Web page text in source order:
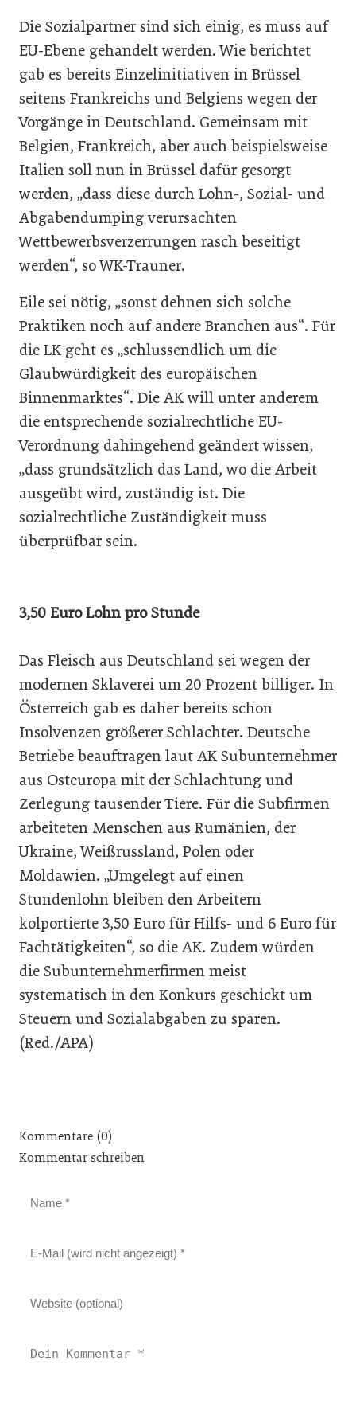
Die Sozialpartner sind sich einig, es muss auf
EU-Ebene gehandelt werden. Wie berichtet
gab es bereits Einzelinitiativen in Brüssel
seitens Frankreichs und Belgiens wegen der
Vorgänge in Deutschland. Gemeinsam mit
Belgien, Frankreich, aber auch beispielsweise
Italien soll nun in Brüssel dafür gesorgt
werden, „dass diese durch Lohn-, Sozial- und
Abgabendumping verursachten
Wettbewerbsverzerrungen rasch beseitigt
werden“, so WK-Trauner.
Eile sei nötig, „sonst dehnen sich solche
Praktiken noch auf andere Branchen aus“. Für
die LK geht es „schlussendlich um die
Glaubwürdigkeit des europäischen
Binnenmarktes“. Die AK will unter anderem
die entsprechende sozialrechtliche EU-
Verordnung dahingehend geändert wissen,
„dass grundsätzlich das Land, wo die Arbeit
ausgeübt wird, zuständig ist. Die
sozialrechtliche Zuständigkeit muss
überprüfbar sein.
3,50 Euro Lohn pro Stunde
Das Fleisch aus Deutschland sei wegen der
modernen Sklaverei um 20 Prozent billiger. In
Österreich gab es daher bereits schon
Insolvenzen größerer Schlachter. Deutsche
Betriebe beauftragen laut AK Subunternehmer
aus Osteuropa mit der Schlachtung und
Zerlegung tausender Tiere. Für die Subfirmen
arbeiteten Menschen aus Rumänien, der
Ukraine, Weißrussland, Polen oder
Moldawien. „Umgelegt auf einen
Stundenlohn bleiben den Arbeitern
kolportierte 3,50 Euro für Hilfs- und 6 Euro für
Fachtätigkeiten“, so die AK. Zudem würden
die Subunternehmerfirmen meist
systematisch in den Konkurs geschickt um
Steuern und Sozialabgaben zu sparen.
(Red./APA)
Kommentare (0)
Kommentar schreiben